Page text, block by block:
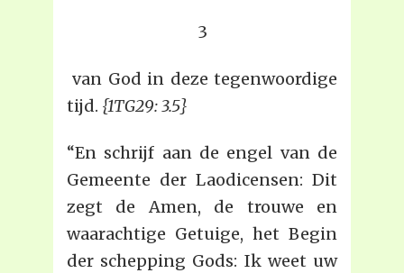
3
van God in deze tegenwoordige
tijd. {1TG29: 3.5}
“En schrijf aan de engel van de
Gemeente der Laodicensen: Dit
zegt de Amen, de trouwe en
waarachtige Getuige, het Begin
der schepping Gods: Ik weet uw